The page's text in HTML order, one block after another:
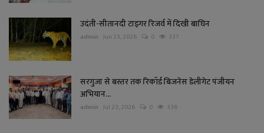
उदंती-सीतानदी टाइगर रिजर्व में दिखी बाघिन
admin Jun 23, 2026 0 337
सरगुजा से बस्तर तक रिकॉर्ड बिजनेस डेलीगेट पंजीयन
अभियान...
admin Jul 23, 2026 0 336